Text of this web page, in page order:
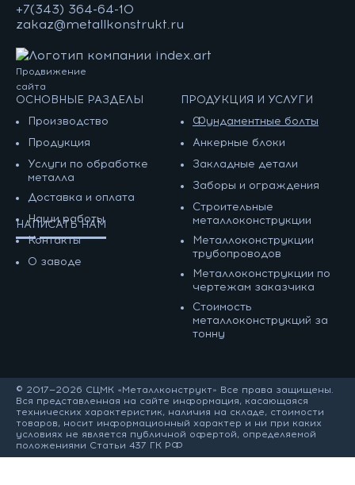
+7(343) 364-64-10
zakaz@metallkonstrukt.ru
Продвижение
сайта
ОСНОВНЫЕ РАЗДЕЛЫ
Производство
Продукция
Услуги по обработке
металла
Доставка и оплата
Наши работы
Контакты
О заводе
ПРОДУКЦИЯ И УСЛУГИ
Фундаментные болты
Анкерные блоки
Закладные детали
Заборы и ограждения
Строительные
металлоконструкции
Металлоконструкции
трубопроводов
Металлоконструкции по
чертежам заказчика
Cтоимость
металлоконструкций за
тонну
НАПИСАТЬ НАМ
© 2017—2026 СЦМК «Металлконструкт» Все права защищены.
Вся представленная на сайте информация, касающаяся
технических характеристик, наличия на складе, стоимости
товаров, носит информационный характер и ни при каких
условиях не является публичной офертой, определяемой
положениями Статьи 437 ГК РФ